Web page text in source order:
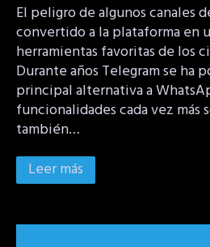
El peligro de algunos canales
convertido a la plataforma en
herramientas favoritas de los
Durante años Telegram se ha
principal alternativa a
funcionalidades cada vez más
también…
Leer más